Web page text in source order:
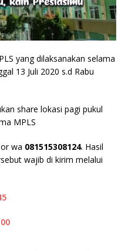
yang dilaksanakan selama
13 Juli 2020 s.d Rabu
share lokasi pagi pukul
MPLS
wa 081515308124. Hasil
wajib di kirim melalui